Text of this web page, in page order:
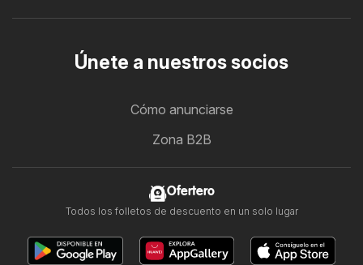
Únete a nuestros socios
Cómo anunciarse
Zona B2B
Ofertero
Todos los folletos de descuento en un solo lugar